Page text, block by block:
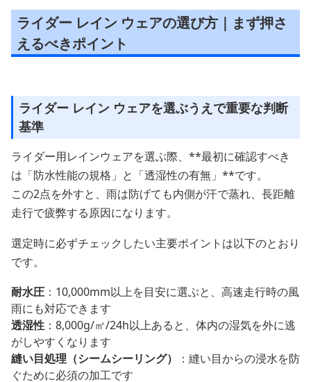
ライダー レイン ウェアの選び方｜まず押さ
えるべきポイント
ライダー レイン ウェアを選ぶうえで重要な判断
基準
ライダー用レインウェアを選ぶ際、**最初に確認すべき
は「防水性能の規格」と「透湿性の有無」**です。
この2点を外すと、雨は防げても内側が汗で蒸れ、長距離
走行で疲弊する原因になります。
選定時に必ずチェックしたい主要ポイントは以下のとおり
です。
耐水圧 ：10,000mm以上を目安に選ぶと、高速走行時の風
雨にも対応できます
透湿性 ：8,000g/㎡/24h以上あると、体内の湿気を外に逃
がしやすくなります
縫い目処理（シームシーリング）
：縫い目からの浸水を防
ぐために必須の加工です